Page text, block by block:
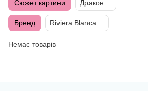
Сюжет картини Дракон
Бренд Riviera Blanca
Немає товарів